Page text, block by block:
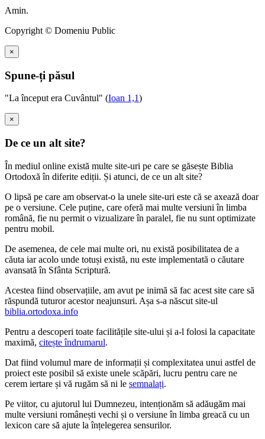
Amin.
Copyright © Domeniu Public
×
Spune-ți păsul
"La început era Cuvântul" (Ioan 1,1)
×
De ce un alt site?
În mediul online există multe site-uri pe care se găsește Biblia
Ortodoxă în diferite ediții. Și atunci, de ce un alt site?
O lipsă pe care am observat-o la unele site-uri este că se axează doar
pe o versiune. Cele puține, care oferă mai multe versiuni în limba
română, fie nu permit o vizualizare în paralel, fie nu sunt optimizate
pentru mobil.
De asemenea, de cele mai multe ori, nu există posibilitatea de a
căuta iar acolo unde totuși există, nu este implementată o căutare
avansată în Sfânta Scriptură.
Acestea fiind observațiile, am avut pe inimă să fac acest site care să
răspundă tuturor acestor neajunsuri. Așa s-a născut site-ul
biblia.ortodoxa.info
Pentru a descoperi toate facilitățile site-ului și a-l folosi la capacitate
maximă, citește îndrumarul.
Dat fiind volumul mare de informații și complexitatea unui astfel de
proiect este posibil să existe unele scăpări, lucru pentru care ne
cerem iertare și vă rugăm să ni le semnalați.
Pe viitor, cu ajutorul lui Dumnezeu, intenționăm să adăugăm mai
multe versiuni românești vechi și o versiune în limba greacă cu un
lexicon care să ajute la înțelegerea sensurilor.